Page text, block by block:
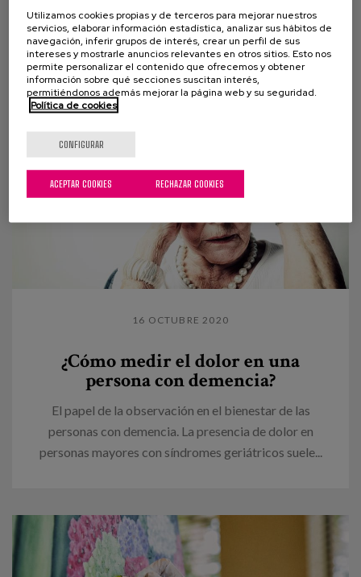
Música para volver a sentirse parte de este mundo
Han pasado cerca de dos años de que todo
empezara…De que la música, los acordes y...
16 OCTUBRE 2020
¿Cómo medir el dolor en una
persona con demencia?
El papel de la observación en el bienestar de las
personas con demencia. La presencia de dolor en
personas mayores con síndromes geriátricos suele...
Utilizamos cookies propias y de terceros para mejorar nuestros
servicios, elaborar información estadística, analizar sus hábitos de
navegación, inferir grupos de interés, crear un perfil de sus
intereses y mostrarle anuncios relevantes en otros sitios. Esto nos
permite personalizar el contenido que ofrecemos y obtener
información sobre qué secciones suscitan interés,
permitiéndonos además mejorar la página web y su seguridad.
Política de cookies
CONFIGURAR
RECHAZAR COOKIES
ACEPTAR COOKIES